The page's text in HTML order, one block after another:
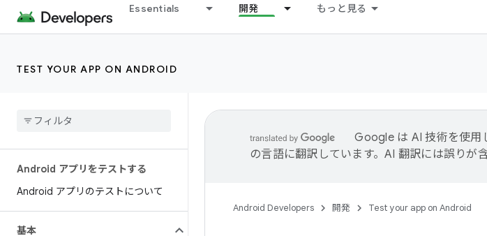
Essentials 開発 もっと見る
TEST YOUR APP ON ANDROID
Android アプリをテストする
Android アプリのテストについて
基本
Google は AI 技術を使用
の言語に翻訳しています。AI 翻訳には誤りが
Android Developers 開発 Test your app on Android